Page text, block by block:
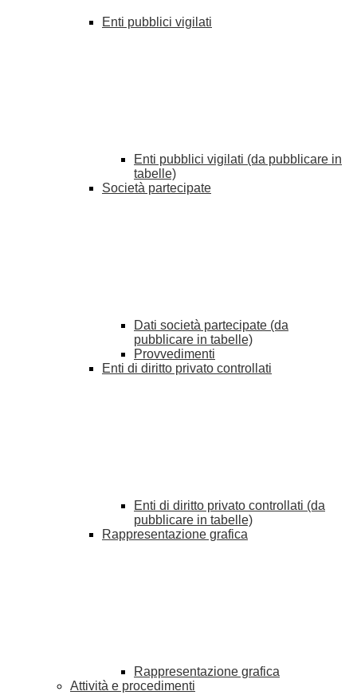
Enti pubblici vigilati
Enti pubblici vigilati (da pubblicare in
tabelle)
Società partecipate
Dati società partecipate (da
pubblicare in tabelle)
Provvedimenti
Enti di diritto privato controllati
Enti di diritto privato controllati (da
pubblicare in tabelle)
Rappresentazione grafica
Rappresentazione grafica
Attività e procedimenti